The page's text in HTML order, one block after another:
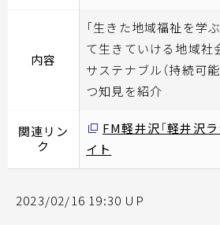
内容
「生きた地域福祉を
て生きていける地域社
サステナブル（持続可
つ知見を紹介
関連リン
ク
FM軽井沢「軽井沢
イト
2023/02/16 19:30 UP